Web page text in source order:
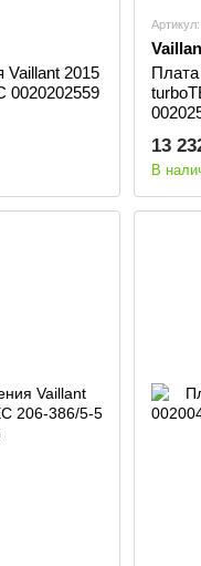
Vaillant 2015
0020202559
Плата
13
В